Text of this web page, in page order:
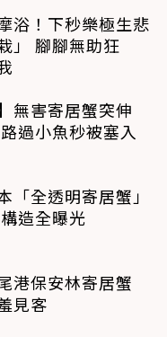
浴！下秒樂極生悲
」 腳腳無助狂
無害寄居蟹突伸
過小魚秒被塞入
「全透明寄居蟹」
構造全曝光
港保安林寄居蟹
見客